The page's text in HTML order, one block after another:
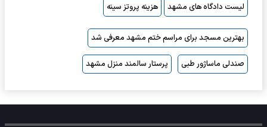
لیست دادگاه های مشهد
هزینه پروتز سینه
بهترین مسجد برای مراسم ختم مشهد معرفی شد
صندلی ماساژور طبی پرستار سالمند منزل مشهد